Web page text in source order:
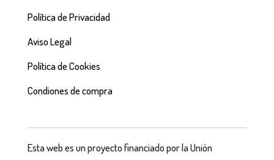
Política de Privacidad
Aviso Legal
Política de Cookies
Condiones de compra
Esta web es un proyecto financiado por la Unión